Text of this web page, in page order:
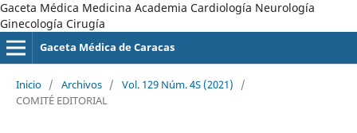
Gaceta Médica Medicina Academia Cardiología Neurología
Ginecología Cirugía
Gaceta Médica de Caracas
Inicio / Archivos / Vol. 129 Núm. 4S (2021)
/
COMITÉ EDITORIAL